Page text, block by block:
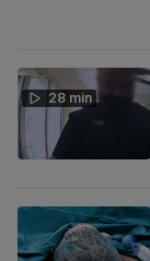
28 min